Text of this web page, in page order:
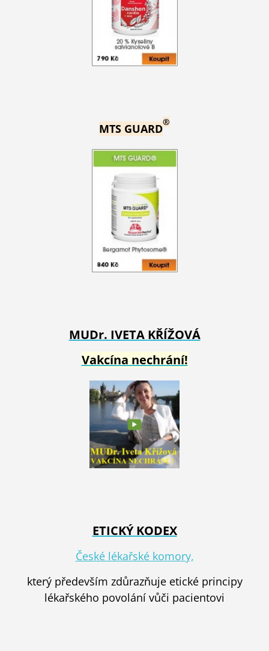
MTS GUARD®
MUDr. IVETA KŘÍŽOVÁ
Vakcína nechrání!
ETICKÝ KODEX
České lékařské komory,
který především zdůrazňuje etické principy
lékařského povolání vůči pacientovi